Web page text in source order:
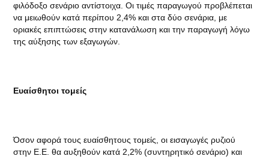
φιλόδοξο σενάριο αντίστοιχα. Οι τιμές παραγωγού προβλέπεται
να μειωθούν κατά περίπου 2,4% και στα δύο σενάρια, με
οριακές επιπτώσεις στην κατανάλωση και την παραγωγή λόγω
της αύξησης των εξαγωγών.
Ευαίσθητοι τομείς
Όσον αφορά τους ευαίσθητους τομείς, οι εισαγωγές ρυζιού
στην Ε.Ε. θα αυξηθούν κατά 2,2% (συντηρητικό σενάριο) και